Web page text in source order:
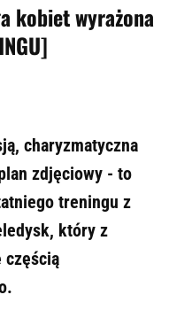
kobiet wyrażona
charyzmatyczna
zdjęciowy - to
treningu z
który z
częścią